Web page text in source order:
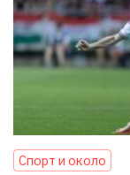
Спорт и около